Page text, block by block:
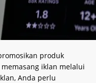
produk
iklan melalui
Anda perlu